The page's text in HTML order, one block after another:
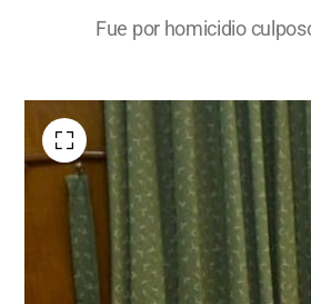
Fue por homicidio